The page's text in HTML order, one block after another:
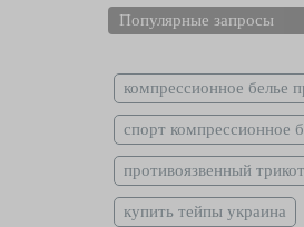
Популярные запросы
компрессионное белье
спорт компрессионное
противоязвенный
купить тейпы украина